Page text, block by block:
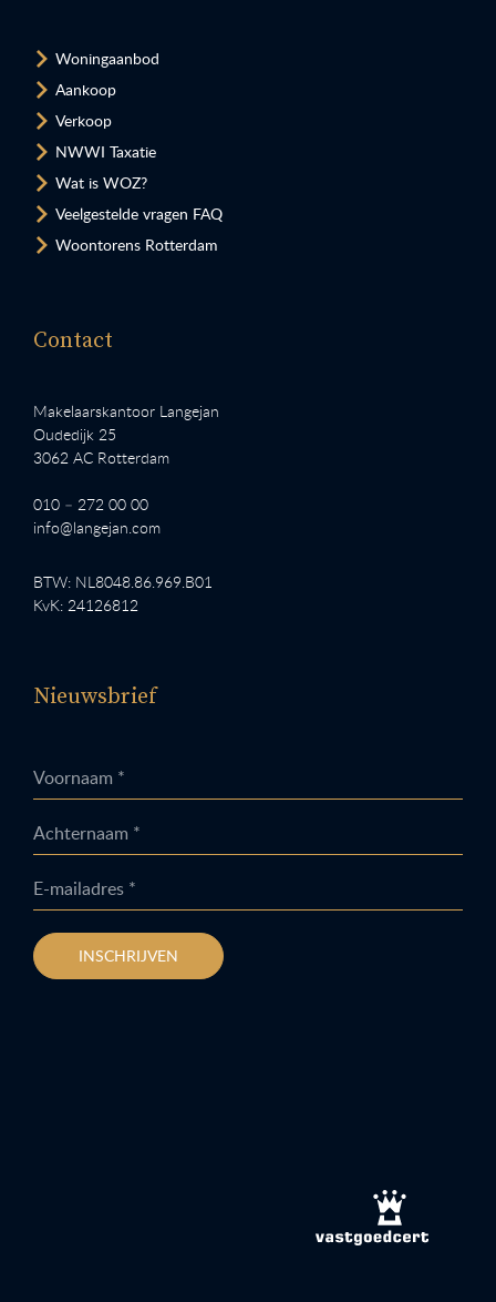
Woningaanbod
Aankoop
Verkoop
NWWI Taxatie
Wat is WOZ?
Veelgestelde vragen FAQ
Woontorens Rotterdam
Contact
Makelaarskantoor Langejan
Oudedijk 25
3062 AC Rotterdam
010 – 272 00 00
info@langejan.com
BTW: NL8048.86.969.B01
KvK: 24126812
Nieuwsbrief
Voornaam *
Achternaam *
E-mailadres *
INSCHRIJVEN